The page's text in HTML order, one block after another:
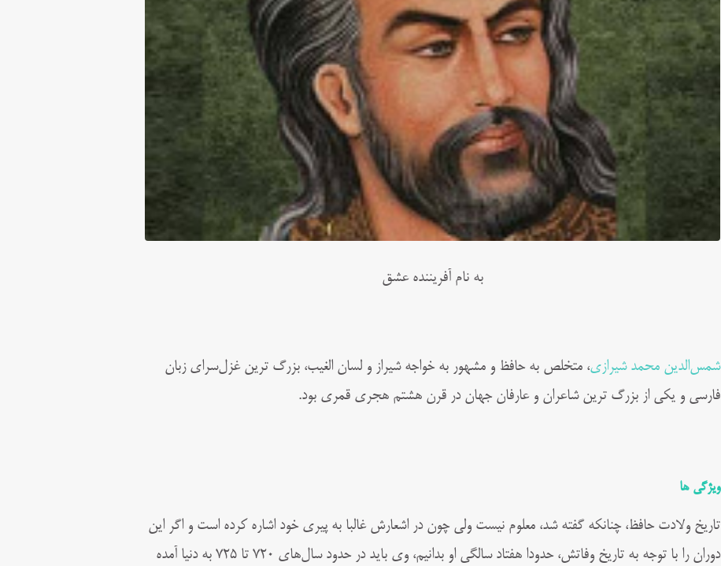
به نام آفریننده عشق
شمس‌الدین محمد شیرازی، متخلص به حافظ و مشهور به خواجه شیراز و لسان الغیب، بزرگ‌ ترین غزل‌سرای زبان
فارسی و یکی از بزرگ‌ ترین شاعران و عارفان جهان در قرن هشتم هجری قمری بود.
ویژگی ها
تاریخ ولادت حافظ، چنانکه گفته شد، معلوم نیست ولی چون در اشعارش غالبا به پیری خود اشاره کرده است و اگر این
دوران را با توجه به تاریخ وفاتش، حدودا هفتاد سالگی او بدانیم، وی باید در حدود سال‌های ۷۲۰ تا ۷۲۵ به دنیا آمده